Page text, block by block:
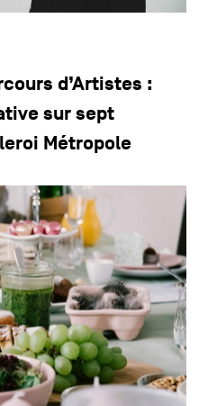
d’Artistes :
sur sept
Métropole